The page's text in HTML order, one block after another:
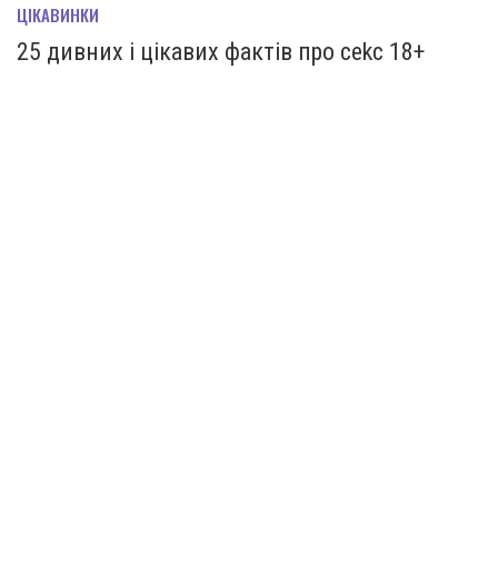
ЦІКАВИНКИ
25 дивних і цікавих фактів про сеkс 18+